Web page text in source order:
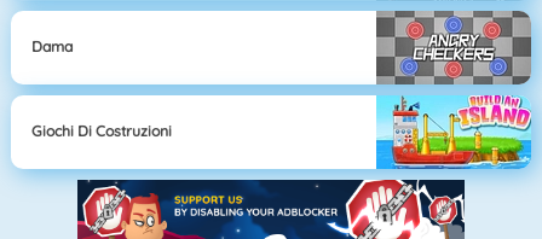
Dama
Giochi Di Costruzioni